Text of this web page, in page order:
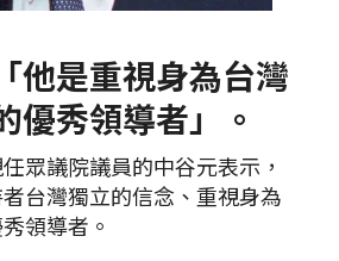
他是重視身為台灣
優秀領導者」。
眾議院議員的中谷元表示，
台灣獨立的信念、重視身為
領導者。